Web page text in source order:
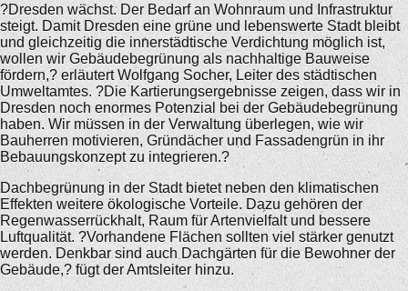
?Dresden wächst. Der Bedarf an Wohnraum und Infrastruktur
steigt. Damit Dresden eine grüne und lebenswerte Stadt bleibt
und gleichzeitig die innerstädtische Verdichtung möglich ist,
wollen wir Gebäudebegrünung als nachhaltige Bauweise
fördern,? erläutert Wolfgang Socher, Leiter des städtischen
Umweltamtes. ?Die Kartierungsergebnisse zeigen, dass wir in
Dresden noch enormes Potenzial bei der Gebäudebegrünung
haben. Wir müssen in der Verwaltung überlegen, wie wir
Bauherren motivieren, Gründächer und Fassadengrün in ihr
Bebauungskonzept zu integrieren.?
Dachbegrünung in der Stadt bietet neben den klimatischen
Effekten weitere ökologische Vorteile. Dazu gehören der
Regenwasserrückhalt, Raum für Artenvielfalt und bessere
Luftqualität. ?Vorhandene Flächen sollten viel stärker genutzt
werden. Denkbar sind auch Dachgärten für die Bewohner der
Gebäude,? fügt der Amtsleiter hinzu.